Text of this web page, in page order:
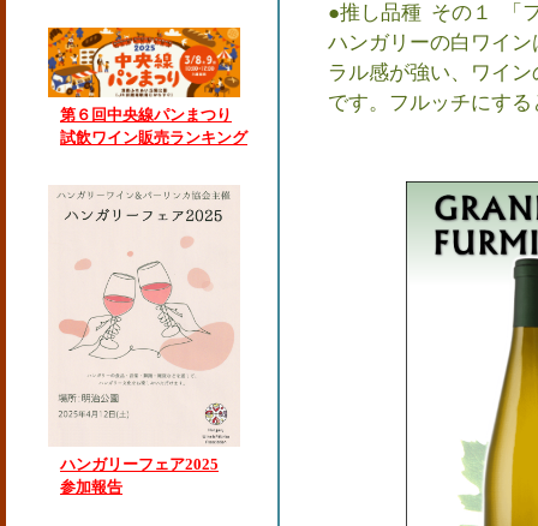
第６回中央線パンまつり
試飲ワイン販売ランキング
ハンガリーフェア2025
参加報告
●推し品種 その１ 「
ハンガリーの白ワイ
ラル感が強い、ワイ
です。フルッチにす